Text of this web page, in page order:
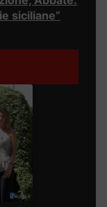
siciliane”